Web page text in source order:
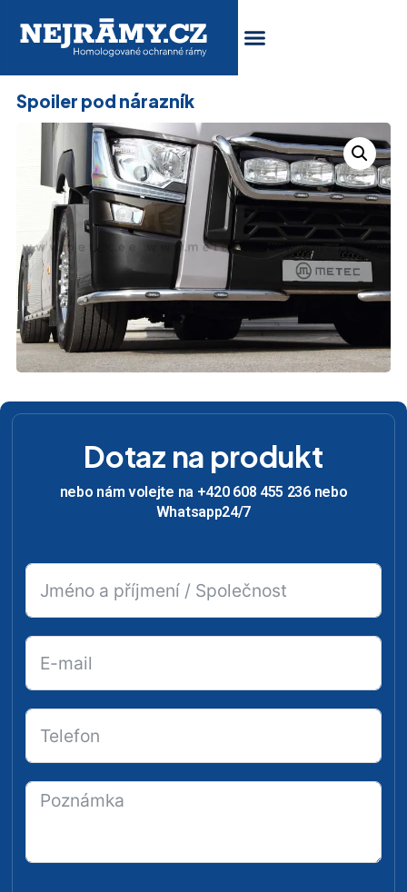
Spoiler pod nárazník
Dotaz na produkt
nebo nám volejte na +420 608 455 236 nebo
Whatsapp24/7